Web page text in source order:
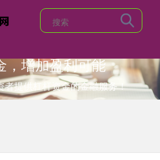
，增加盈利可能
者提供杠杆资金的金融服务！